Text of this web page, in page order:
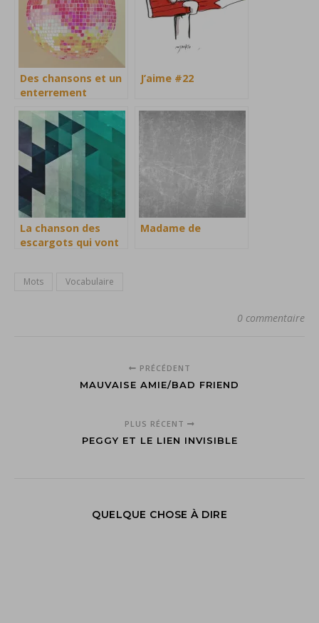
Des chansons et un
enterrement
J’aime #22
La chanson des
escargots qui vont
Madame de
Mots Vocabulaire
0 commentaire
PRÉCÉDENT
MAUVAISE AMIE/BAD FRIEND
PLUS RÉCENT
PEGGY ET LE LIEN INVISIBLE
QUELQUE CHOSE À DIRE